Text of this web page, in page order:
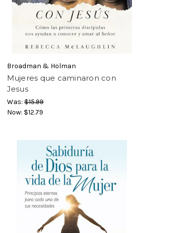
Broadman & Holman
Mujeres que caminaron con
Jesus
Was:$15.99
Now: $12.79